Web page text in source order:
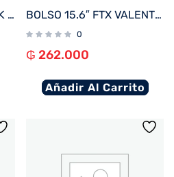
FUNDA PARA NOTEBOOK FTX SEDA-CR 14.1″ CREMA BOLSO 15.6″ FTX VALENTINA-GO VERDE OLIVA
0
₲ 262.000
Añadir Al Carrito